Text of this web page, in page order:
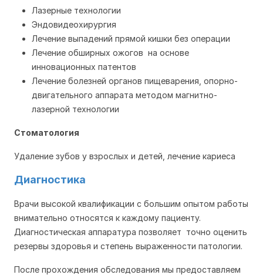
Лазерные технологии
Эндовидеохирургия
Лечение выпадений прямой кишки без операции
Лечение обширных ожогов на основе
инновационных патентов
Лечение болезней органов пищеварения, опорно-
двигательного аппарата методом магнитно-
лазерной технологии
Стоматология
Удаление зубов у взрослых и детей, лечение кариеса
Диагностика
Врачи высокой квалификации с большим опытом работы
внимательно относятся к каждому пациенту.
Диагностическая аппаратура позволяет точно оценить
резервы здоровья и степень выраженности патологии.
После прохождения обследования мы предоставляем